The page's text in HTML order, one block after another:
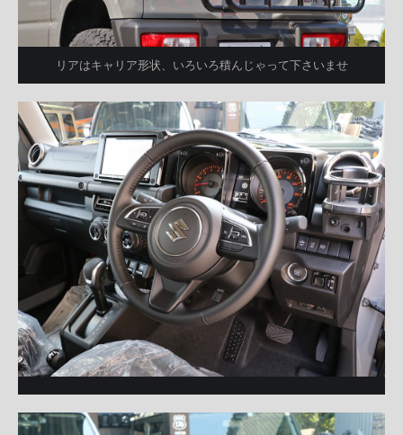
リアはキャリア形状、いろいろ積んじゃって下さいませ